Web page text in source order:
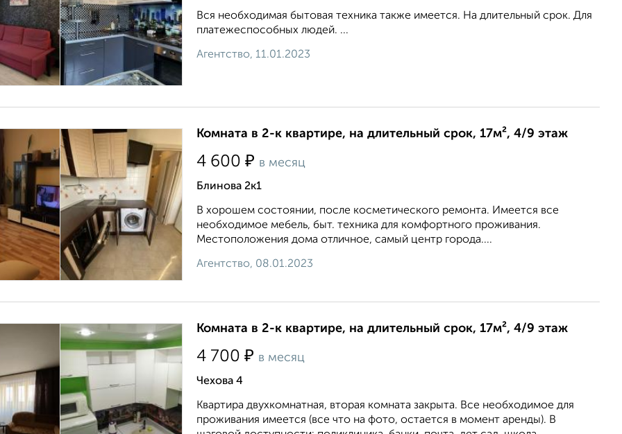
Вся необходимая бытовая техника также имеется. На длительный срок. Для
платежеспособных людей. ...
Агентство, 11.01.2023
Комната в 2-к квартире, на длительный срок, 17м², 4/9 этаж
4 600 ₽ в месяц
Блинова 2к1
В хорошем состоянии, после косметического ремонта. Имеется все
необходимое мебель, быт. техника для комфортного проживания.
Местоположения дома отличное, самый центр города....
Агентство, 08.01.2023
Комната в 2-к квартире, на длительный срок, 17м², 4/9 этаж
4 700 ₽ в месяц
Чехова 4
Квартира двухкомнатная, вторая комната закрыта. Все необходимое для
проживания имеется (все что на фото, остается в момент аренды). В